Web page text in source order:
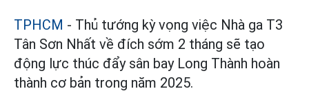
TPHCM - Thủ tướng kỳ vọng việc Nhà ga T3
Tân Sơn Nhất về đích sớm 2 tháng sẽ tạo
động lực thúc đẩy sân bay Long Thành hoàn
thành cơ bản trong năm 2025.